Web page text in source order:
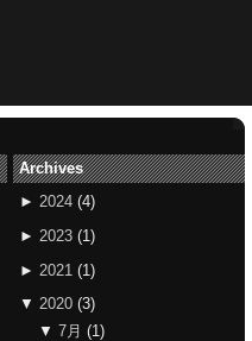
Archives
► 2024 (4)
► 2023 (1 )
► 2021 (1)
▼ 2020 (3)
▼ 7月 (1)